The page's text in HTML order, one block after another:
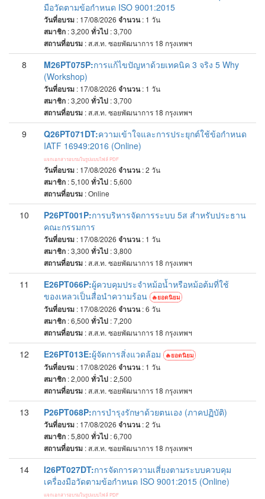
มือวัดตามข้อกำหนด ISO 9001:2015
วันที่อบรม : 17/08/2026 จำนวน: 1 วัน
สมาชิก : 3,200 ทั่วไป : 3,700
สถานที่อบรม : ส.ส.ท. ซอยพัฒนาการ 18 กรุงเทพฯ
8 M26PT075P:การแก้ไขปัญหาด้วยเทคนิค 3 จริง 5 Why
(Workshop)
วันที่อบรม : 17/08/2026 จำนวน: 1 วัน
สมาชิก : 3,200 ทั่วไป : 3,700
สถานที่อบรม : ส.ส.ท. ซอยพัฒนาการ 18 กรุงเทพฯ
9 Q26PT071DT:ความเข้าใจและการประยุกต์ใช้ข้อกำหนด
IATF 16949:2016 (Online)
แจกเอกสารอบรมในรูปแบบไฟล์ PDF
วันที่อบรม : 17/08/2026 จำนวน: 2 วัน
สมาชิก : 5,100 ทั่วไป : 5,600
สถานที่อบรม :Online
10 P26PT001P:การบริหารจัดการระบบ 5ส สำหรับประธาน
คณะกรรมการ
วันที่อบรม : 17/08/2026 จำนวน: 1 วัน
สมาชิก : 3,300 ทั่วไป : 3,800
สถานที่อบรม : ส.ส.ท. ซอยพัฒนาการ 18 กรุงเทพฯ
11 E26PT066P:ผู้ควบคุมประจำหม้อน้ำหรือหม้อต้มที่ใช้
ของเหลวเป็นสื่อนำความร้อน
ยอดนิยม
วันที่อบรม : 17/08/2026 จำนวน: 6 วัน
สมาชิก : 6,500 ทั่วไป : 7,200
สถานที่อบรม : ส.ส.ท. ซอยพัฒนาการ 18 กรุงเทพฯ
12 E26PT013E:ผู้จัดการสิ่งแวดล้อม ยอดนิยม
วันที่อบรม : 17/08/2026 จำนวน: 1 วัน
สมาชิก : 2,000 ทั่วไป : 2,500
สถานที่อบรม : ส.ส.ท. ซอยพัฒนาการ 18 กรุงเทพฯ
13 P26PT068P:การบำรุงรักษาด้วยตนเอง (ภาคปฏิบัติ)
วันที่อบรม : 17/08/2026 จำนวน: 2 วัน
สมาชิก : 5,800 ทั่วไป : 6,700
สถานที่อบรม : ส.ส.ท. ซอยพัฒนาการ 18 กรุงเทพฯ
14 I26PT027DT:การจัดการความเสี่ยงตามระบบควบคุม
เครื่องมือวัดตามข้อกำหนด ISO 9001:2015 (Online)
แจกเอกสารอบรมในรูปแบบไฟล์ PDF